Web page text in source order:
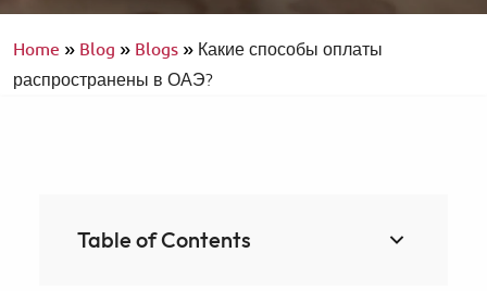
Home»Blog»Blogs»Какие способы оплаты
распространены в ОАЭ?
Table of Contents